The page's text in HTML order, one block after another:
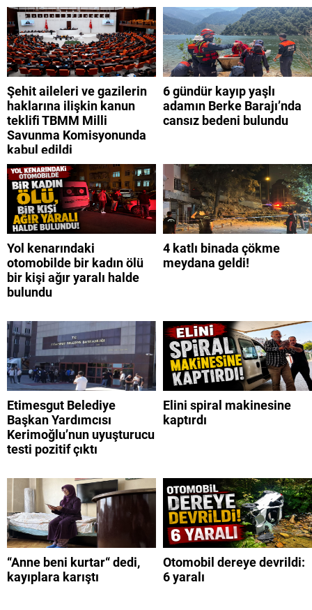
Şehit aileleri ve gazilerin
haklarına ilişkin kanun
teklifi TBMM Milli
Savunma Komisyonunda
kabul edildi
6 gündür kayıp yaşlı
adamın Berke Barajı’nda
cansız bedeni bulundu
Yol kenarındaki
otomobilde bir kadın ölü
bir kişi ağır yaralı halde
bulundu
4 katlı binada çökme
meydana geldi!
Etimesgut Belediye
Başkan Yardımcısı
Kerimoğlu’nun uyuşturucu
testi pozitif çıktı
Elini spiral makinesine
kaptırdı
“Anne beni kurtar“ dedi,
kayıplara karıştı
Otomobil dereye devrildi:
6 yaralı